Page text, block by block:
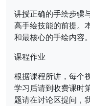
讲授正确的手绘步骤
高手绘技能的前提。
和最核心的手绘内容。
课程作业
根据课程所讲，每个
学习后请到收费课时
题请在讨论区提问，